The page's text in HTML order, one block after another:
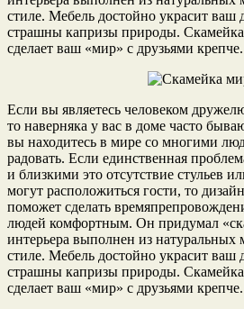
стиле. Мебель достойно украсит ваш
страшны капризы природы.
сделает ваш «мир» с друзьями крепче.
Если вы являетесь человеком
то наверняка у вас в доме часто
вы находитесь в мире со многими
радовать. Если единственная
и близкими это отсутствие стульев
могут расположиться гости, то
поможет сделать
людей комфортным. Он придумал
интерьера выполнен из натуральных
стиле. Мебель достойно украсит ваш
страшны капризы природы.
сделает ваш «мир» с друзьями крепче.